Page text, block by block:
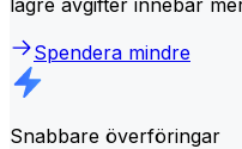
Spendera mindre
Snabbare överföringar